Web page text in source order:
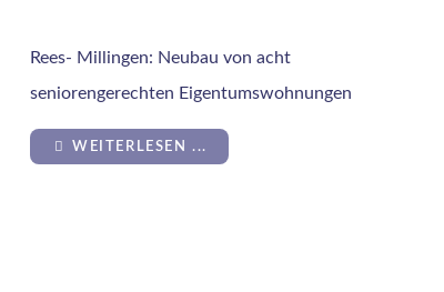
Rees- Millingen: Neubau von acht
seniorengerechten Eigentumswohnungen
WEITERLESEN ...